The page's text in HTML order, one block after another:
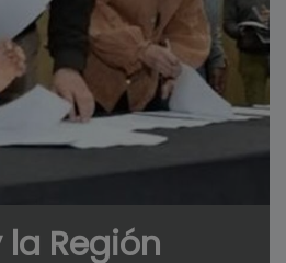
la Región